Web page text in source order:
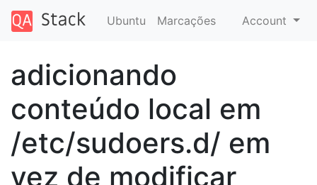
Ubuntu Marcações Account
adicionando
conteúdo local em
/etc/sudoers.d/ em
vez de modificar